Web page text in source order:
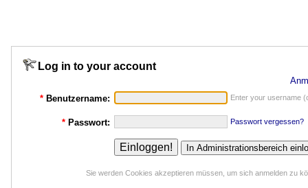
Log in to your account
* Benutzername: Enter your username
* Passwort: Passwort vergessen?
Sie werden Cookies akzeptieren müssen, um sich anmelden zu